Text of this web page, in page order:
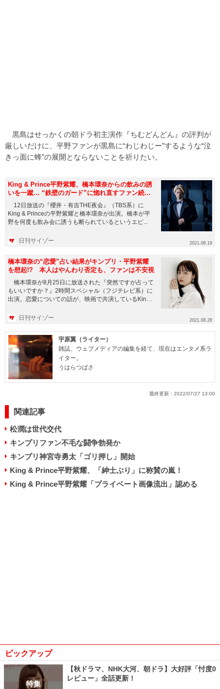
黒島はせっかくの朝ドラ初主演作『ちむどんどん』の評判が
厳しいだけに、平野ファンが黒島に“わじわじー”するような“泣
きっ面に蜂”の展開とならないことを祈りたい。
King & Prince平野紫耀、橋本環奈からの飲みの誘
いを一蹴… “鉄壁のガード”に惚れ直すファン続
出！
12日放送の『櫻井・有吉THE夜会』（TBS系）に
King & Princeの平野紫耀と橋本環奈が出演。橋本が平
野を何度も飲み会に誘うも断られているというエピ...
日刊サイゾー 2021.08.19
橋本環奈の“恋愛”占い結果がキンプリ・平野紫耀
を想起!? 本人はやんわり否定も、ファンは不安視
橋本環奈が8月25日に放送された『突然ですが占って
もいいですか？』2時間スペシャル（フジテレビ系）に
出演。恋愛についての話が、映画で共演しているKing
日刊サイゾー 2021.08.28
宇原翼（ライター）
雑誌、ウェブメディアの編集を経て、現在はエンタメ系ラ
イター。
うはらつばさ
最終更新： 2022/07/27 13:00
関連記事
松潤は世代交代
キンプリファン不毛な闘争勃発か
キンプリ神宮寺勇太「ゴリ押し」開始
King & Prince平野紫耀、「紳士ぶり」に称賛の嵐！
King & Prince平野紫耀「プライベート画像流出」認める
ピックアップ
特集
【秋ドラマ、NHK大河、朝ドラ】大好評「忖度0
レビュー」全話更新！